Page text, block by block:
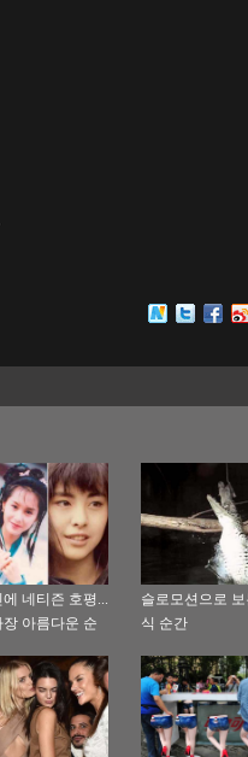
네티즌 호평...
아름다운 순
슬로모션으로
식 순간